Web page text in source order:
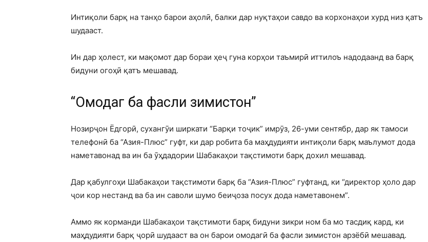
Интиқоли барқ на танҳо барои аҳолӣ, балки дар нуқтаҳои савдо ва корхонаҳои хурд низ қатъ
шудааст.
Ин дар ҳолест, ки мақомот дар бораи ҳеҷ гуна корҳои таъмирӣ иттилоъ надодаанд ва барқ ​​
бидуни огоҳӣ қатъ мешавад.
“Омодагӣ ба фасли зимистон”
Нозирҷон Ёдгорӣ, сухангӯи ширкати “Барқи тоҷик” имрӯз, 26-уми сентябр, дар як тамоси
телефонӣ ба “Азия-Плюс” гуфт, ки дар робита ба маҳдудияти интиқоли барқ маълумот дода
наметавонад ва ин ба ӯҳдадории Шабакаҳои тақстимоти барқ дохил мешавад.
Дар қабулгоҳи Шабакаҳои тақстимоти барқ ба “Азия-Плюс” гуфтанд, ки “директор ҳоло дар
ҷои кор нестанд ва ба ин саволи шумо беиҷоза посух дода наметавонем”.
Аммо як корманди Шабакаҳои тақстимоти барқ бидуни зикри ном ба мо тасдиқ кард, ки
маҳдудияти барқ ҷорӣ шудааст ва он барои омодагӣ ба фасли зимистон арзёбӣ мешавад.